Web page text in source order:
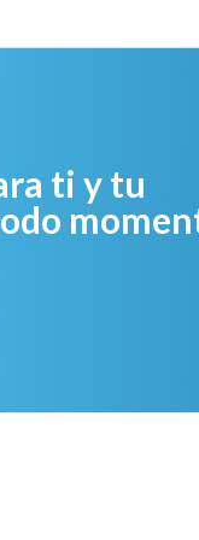
ti y tu